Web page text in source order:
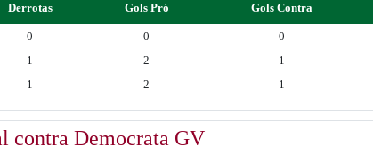
Derrotas Gols Pró Gols Contra
0 0 0
1 2 1
1 2 1
contra Democrata GV